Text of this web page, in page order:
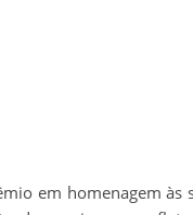
em homenagem às